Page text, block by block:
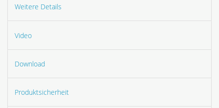
Weitere Details
Video
Download
Produktsicherheit